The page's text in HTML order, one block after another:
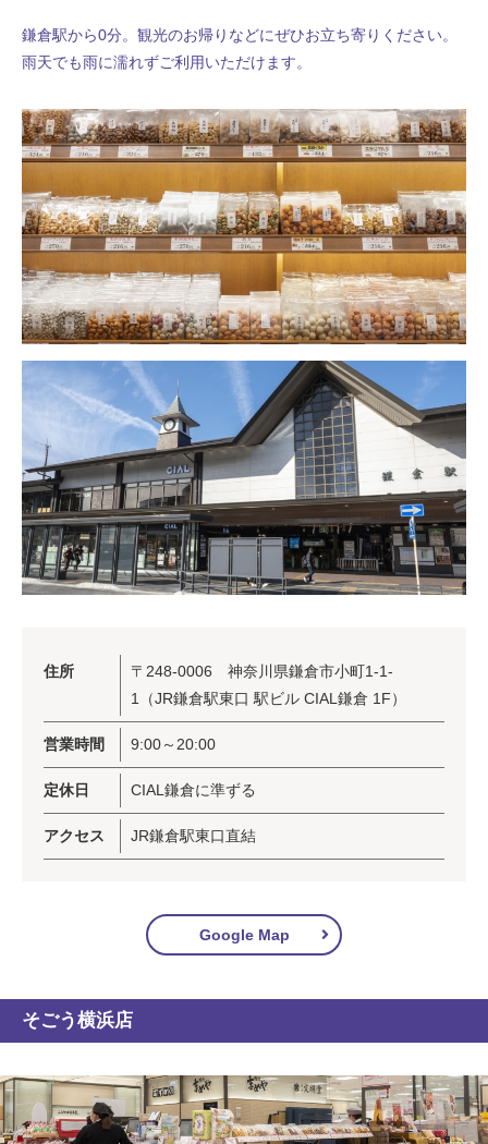
鎌倉駅から0分。観光のお帰りなどにぜひお立ち寄りください。
雨天でも雨に濡れずご利用いただけます。
住所
〒248-0006 神奈川県鎌倉市小町1-1-
1（JR鎌倉駅東口 駅ビル CIAL鎌倉 1F）
営業時間 9:00～20:00
定休日 CIAL鎌倉に準ずる
アクセス JR鎌倉駅東口直結
Google Map
そごう横浜店